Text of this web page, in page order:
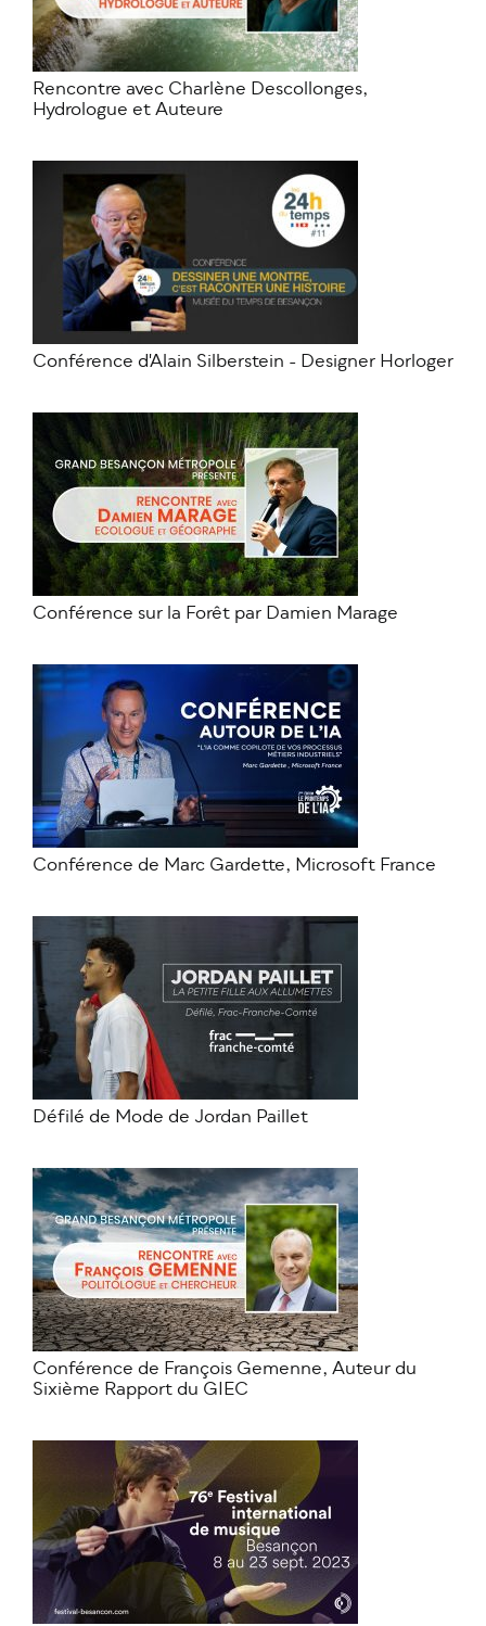
Rencontre avec Charlène Descollonges,
Hydrologue et Auteure
Conférence d'Alain Silberstein - Designer Horloger
Conférence sur la Forêt par Damien Marage
Conférence de Marc Gardette, Microsoft France
Défilé de Mode de Jordan Paillet
Conférence de François Gemenne, Auteur du
Sixième Rapport du GIEC